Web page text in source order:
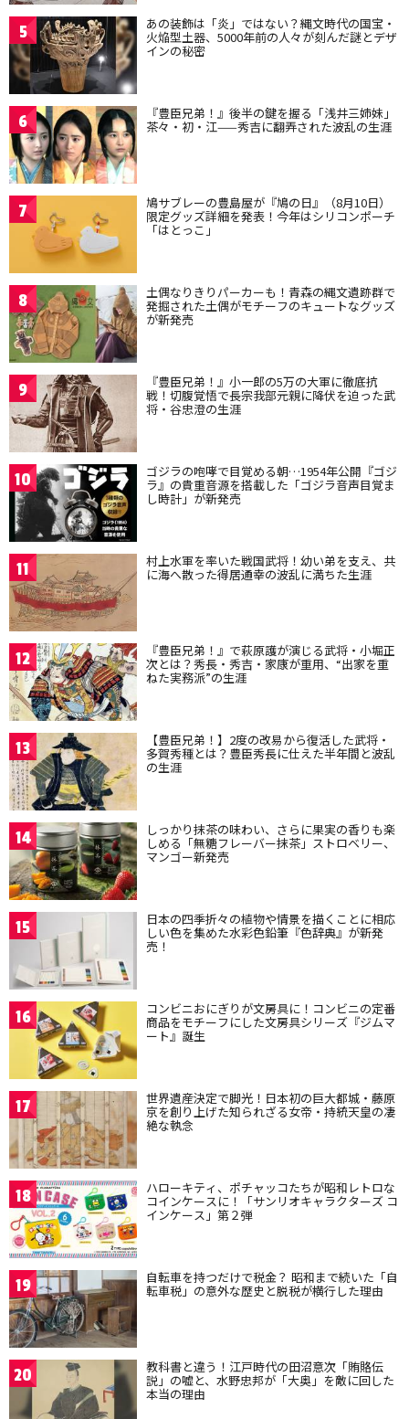
5 あの装飾は「炎」ではない？縄文時代の国宝・
火焔型土器、5000年前の人々が刻んだ謎とデザ
インの秘密
6 『豊臣兄弟！』後半の鍵を握る「浅井三姉妹」
茶々・初・江——秀吉に翻弄された波乱の生涯
7 鳩サブレーの豊島屋が『鳩の日』（8月10日）
限定グッズ詳細を発表！今年はシリコンポーチ
「はとっこ」
8 土偶なりきりパーカーも！青森の縄文遺跡群で
発掘された土偶がモチーフのキュートなグッズ
が新発売
9 『豊臣兄弟！』小一郎の5万の大軍に徹底抗
戦！切腹覚悟で長宗我部元親に降伏を迫った武
将・谷忠澄の生涯
10 ゴジラの咆哮で目覚める朝…1954年公開『ゴジ
ラ』の貴重音源を搭載した「ゴジラ音声目覚ま
し時計」が新発売
11 村上水軍を率いた戦国武将！幼い弟を支え、共
に海へ散った得居通幸の波乱に満ちた生涯
12 『豊臣兄弟！』で萩原護が演じる武将・小堀正
次とは？秀長・秀吉・家康が重用、“出家を重
ねた実務派”の生涯
13 【豊臣兄弟！】2度の改易から復活した武将・
多賀秀種とは？豊臣秀長に仕えた半年間と波乱
の生涯
14 しっかり抹茶の味わい、さらに果実の香りも楽
しめる「無糖フレーバー抹茶」ストロベリー、
マンゴー新発売
15 日本の四季折々の植物や情景を描くことに相応
しい色を集めた水彩色鉛筆『色辞典』が新発
売！
16 コンビニおにぎりが文房具に！コンビニの定番
商品をモチーフにした文房具シリーズ『ジムマ
ート』誕生
17 世界遺産決定で脚光！日本初の巨大都城・藤原
京を創り上げた知られざる女帝・持統天皇の凄
絶な執念
18 ハローキティ、ポチャッコたちが昭和レトロな
コインケースに！「サンリオキャラクターズ コ
インケース」第２弾
19 自転車を持つだけで税金？ 昭和まで続いた「自
転車税」の意外な歴史と脱税が横行した理由
20 教科書と違う！江戸時代の田沼意次「賄賂伝
説」の嘘と、水野忠邦が「大奥」を敵に回した
本当の理由